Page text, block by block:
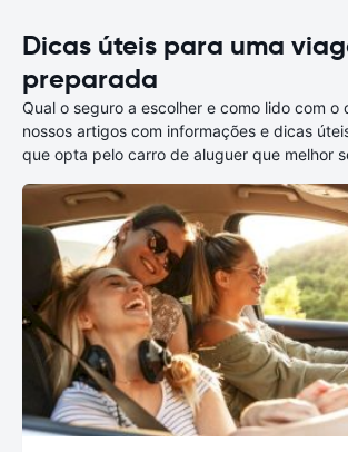
Dicas úteis para uma
preparada
Qual o seguro a escolher e como lido com o
nossos artigos com informações e dicas
que opta pelo carro de aluguer que melhor